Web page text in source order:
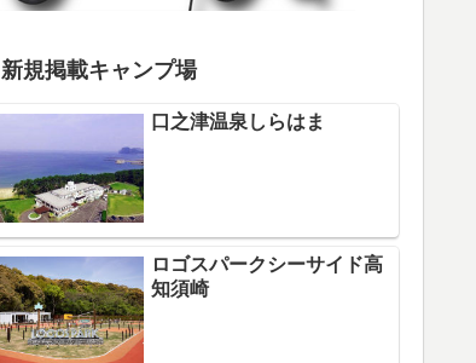
新規掲載キャンプ場
口之津温泉しらはま
ロゴスパークシーサイド高
知須崎